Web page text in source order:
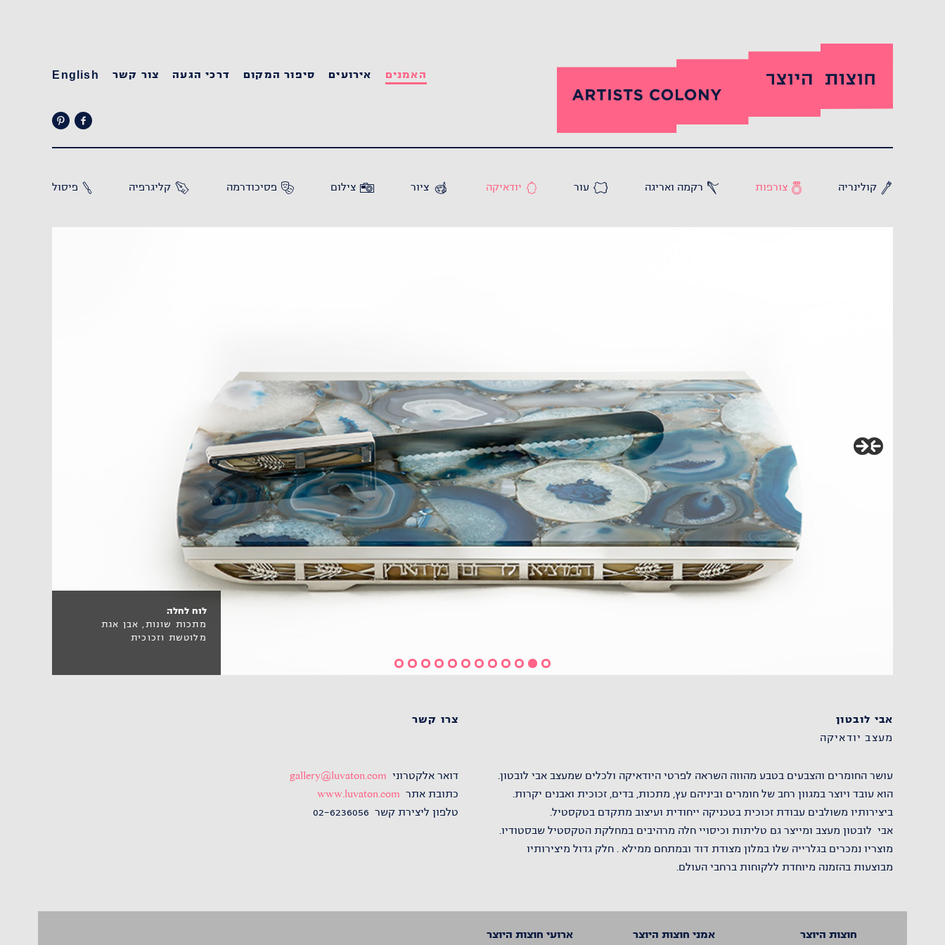
האמנים אירועים סיפור המקום דרכי הגעה צור קשר English
קולינריה צורפות רקמה ואריגה עור יודאיקה ציור צילום פסיכודרמה קליגרפיה פיסול
לוח לחלה
מתכות שונות, אבן אגת
מלוטשת וזכוכית
אבי לובטון
מעצב יודאיקה
עושר החומרים והצבעים בטבע מהווה השראה לפרטי היודאיקה ולכלים שמעצב אבי לובטון.
הוא עובד ויוצר במגוון רחב של חומרים וביניהם עץ, מתכות, בדים, זכוכית ואבנים יקרות.
ביצירותיו משולבים עבודת זכוכית בטכניקה ייחודית ועיצוב מתקדם בטקסטיל.
אבי לובטון מעצב ומייצר גם טליתות וכיסויי חלה מרהיבים במחלקת הטקסטיל שבסטודיו.
מוצריו נמכרים בגלרייה שלו במלון מצודת דוד ובמתחם ממילא . חלק גדול מיצירותיו
מבוצעות בהזמנה מיוחדת ללקוחות ברחבי העולם.
צרו קשר
דואר אלקטרוני gallery@luvaton.com
כתובת אתר www.luvaton.com
טלפון ליצירת קשר 02-6236056
חוצות היוצר אמני חוצות היוצר ארועי חוצות היוצר